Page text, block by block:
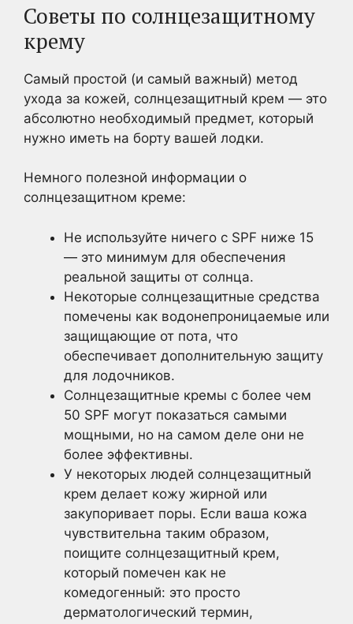
Советы по солнцезащитному
крему
Самый простой (и самый важный) метод
ухода за кожей, солнцезащитный крем — это
абсолютно необходимый предмет, который
нужно иметь на борту вашей лодки.
Немного полезной информации о
солнцезащитном креме:
Не используйте ничего с SPF ниже 15
— это минимум для обеспечения
реальной защиты от солнца.
Некоторые солнцезащитные средства
помечены как водонепроницаемые или
защищающие от пота, что
обеспечивает дополнительную защиту
для лодочников.
Солнцезащитные кремы с более чем
50 SPF могут показаться самыми
мощными, но на самом деле они не
более эффективны.
У некоторых людей солнцезащитный
крем делает кожу жирной или
закупоривает поры. Если ваша кожа
чувствительна таким образом,
поищите солнцезащитный крем,
который помечен как не
комедогенный: это просто
дерматологический термин,